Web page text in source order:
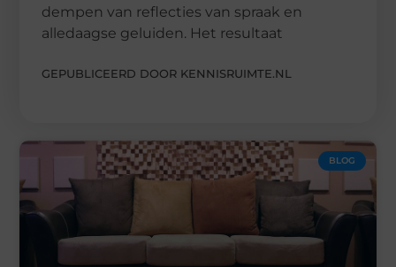
dempen van reflecties van spraak en
alledaagse geluiden. Het resultaat
GEPUBLICEERD DOOR KENNISRUIMTE.NL
BLOG